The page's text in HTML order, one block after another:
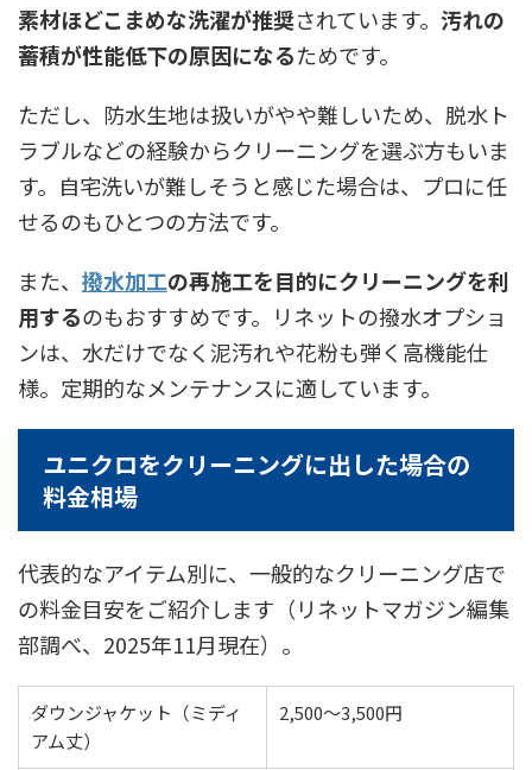
素材ほどこまめな洗濯が推奨されています。 汚れの
蓄積が性能低下の原因になるためです。
ただし、防水生地は扱いがやや難しいため、脱水ト
ラブルなどの経験からクリーニングを選ぶ方もいま
す。自宅洗いが難しそうと感じた場合は、プロに任
せるのもひとつの方法です。
また、 撥水加工の再施工を目的にクリーニングを利
用するのもおすすめです。リネットの撥水オプショ
ンは、水だけでなく泥汚れや花粉も弾く高機能仕
様。定期的なメンテナンスに適しています。
ユニクロをクリーニングに出した場合の
料金相場
代表的なアイテム別に、一般的なクリーニング店で
の料金目安をご紹介します（リネットマガジン編集
部調べ、2025年11月現在）。
ダウンジャケット（ミディ
アム丈）
2,500〜3,500円